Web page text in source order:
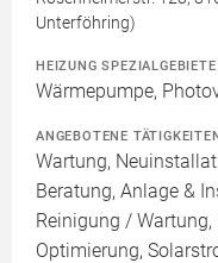
Unterföhring)
HEIZUNG SPEZIALGEBIETE
Wärmepumpe,
ANGEBOTENE
Wartung,
Beratung, Anlage &
Reinigung /
Optimierung,